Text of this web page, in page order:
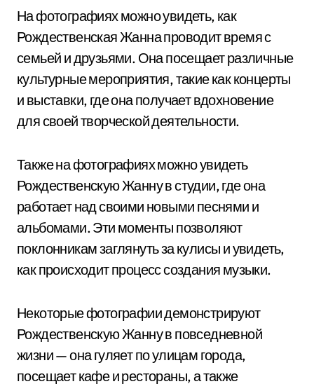
На фотографиях можно увидеть, как
Рождественская Жанна проводит время с
семьей и друзьями. Она посещает различные
культурные мероприятия, такие как концерты
и выставки, где она получает вдохновение
для своей творческой деятельности.
Также на фотографиях можно увидеть
Рождественскую Жанну в студии, где она
работает над своими новыми песнями и
альбомами. Эти моменты позволяют
поклонникам заглянуть за кулисы и увидеть,
как происходит процесс создания музыки.
Некоторые фотографии демонстрируют
Рождественскую Жанну в повседневной
жизни — она гуляет по улицам города,
посещает кафе и рестораны, а также